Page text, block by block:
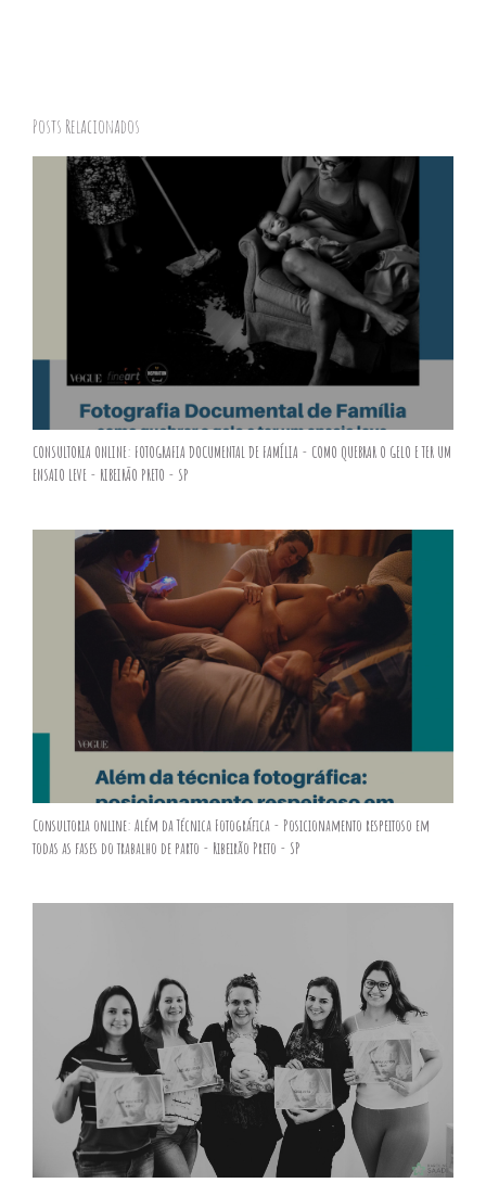
Posts Relacionados
CONSULTORIA ONLINE: FOTOGRAFIA DOCUMENTAL DE FAMÍLIA - COMO QUEBRAR O GELO E TER UM
ENSAIO LEVE - RIBEIRÃO PRETO - SP
Consultoria online: Além da Técnica Fotográfica - Posicionamento respeitoso em
todas as fases do trabalho de parto - Ribeirão Preto - SP